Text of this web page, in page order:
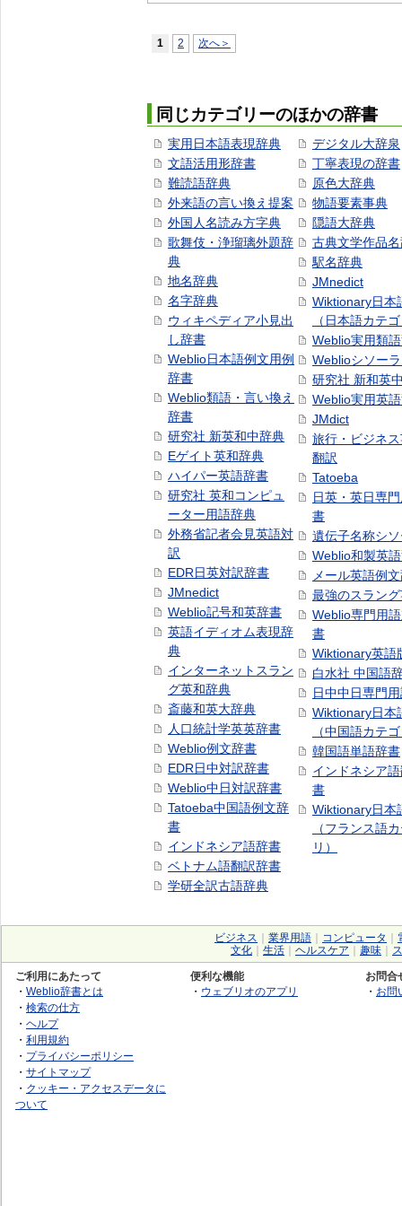
1 2 次へ＞
同じカテゴリーのほかの辞書
実用日本語表現辞典
文語活用形辞書
難読語辞典
外来語の言い換え提案
外国人名読み方字典
歌舞伎・浄瑠璃外題辞
典
地名辞典
名字辞典
ウィキペディア小見出
し辞書
Weblio日本語例文用例
辞書
Weblio類語・言い換え
辞書
研究社 新英和中辞典
Eゲイト英和辞典
ハイパー英語辞書
研究社 英和コンピュ
ーター用語辞典
外務省記者会見英語対
訳
EDR日英対訳辞書
JMnedict
Weblio記号和英辞書
英語イディオム表現辞
典
インターネットスラン
グ英和辞典
斎藤和英大辞典
人口統計学英英辞書
Weblio例文辞書
EDR日中対訳辞書
Weblio中日対訳辞書
Tatoeba中国語例文辞
書
インドネシア語辞書
ベトナム語翻訳辞書
学研全訳古語辞典
デジタル大辞泉
丁寧表現の辞書
原色大辞典
物語要素事典
隠語大辞典
古典文学作品
駅名辞典
JMnedict
Wiktionary日本
（日本語カテ
Weblio実用類
Weblioシソー
研究社 新和英
Weblio実用英
JMdict
旅行・ビジネ
翻訳
Tatoeba
日英・英日専
書
遺伝子名称シ
Weblio和製英
メール英語例
最強のスラン
Weblio専門用
書
Wiktionary英語
白水社 中国語
日中中日専門
Wiktionary日本
（中国語カテ
韓国語単語辞書
インドネシア
書
Wiktionary日本
（フランス語
リ）
ビジネス 業界用語 コンピュータ
文化
生活 ヘルスケア 趣味
ご利用にあたって
・ Weblio辞書とは
・ 検索の仕方
・ ヘルプ
・ 利用規約
・ プライバシーポリシー
・ サイトマップ
・ クッキー・アクセスデータに
ついて
便利な機能
・ ウェブリオのアプリ
お問合
・ お問